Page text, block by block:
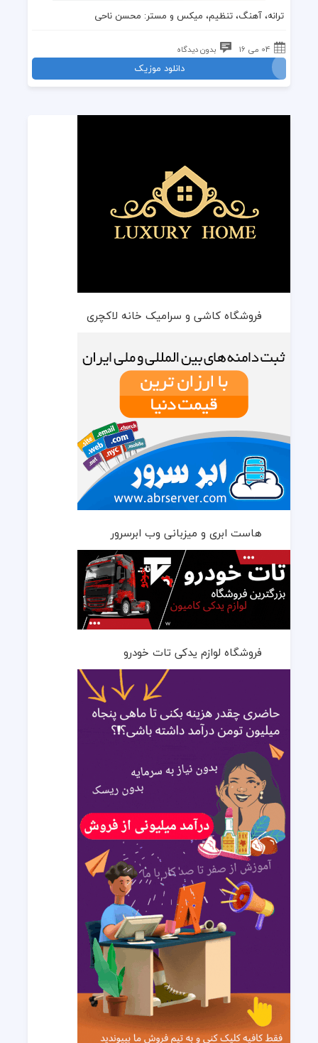
ترانه، آهنگ، تنظیم، میکس و مستر: محسن ناحی
04 می 16 بدون دیدگاه
دانلود موزیک
فروشگاه کاشی و سرامیک خانه لاکچری
هاست ابری و میزبانی وب ابرسرور
فروشگاه لوازم یدکی تات خودرو